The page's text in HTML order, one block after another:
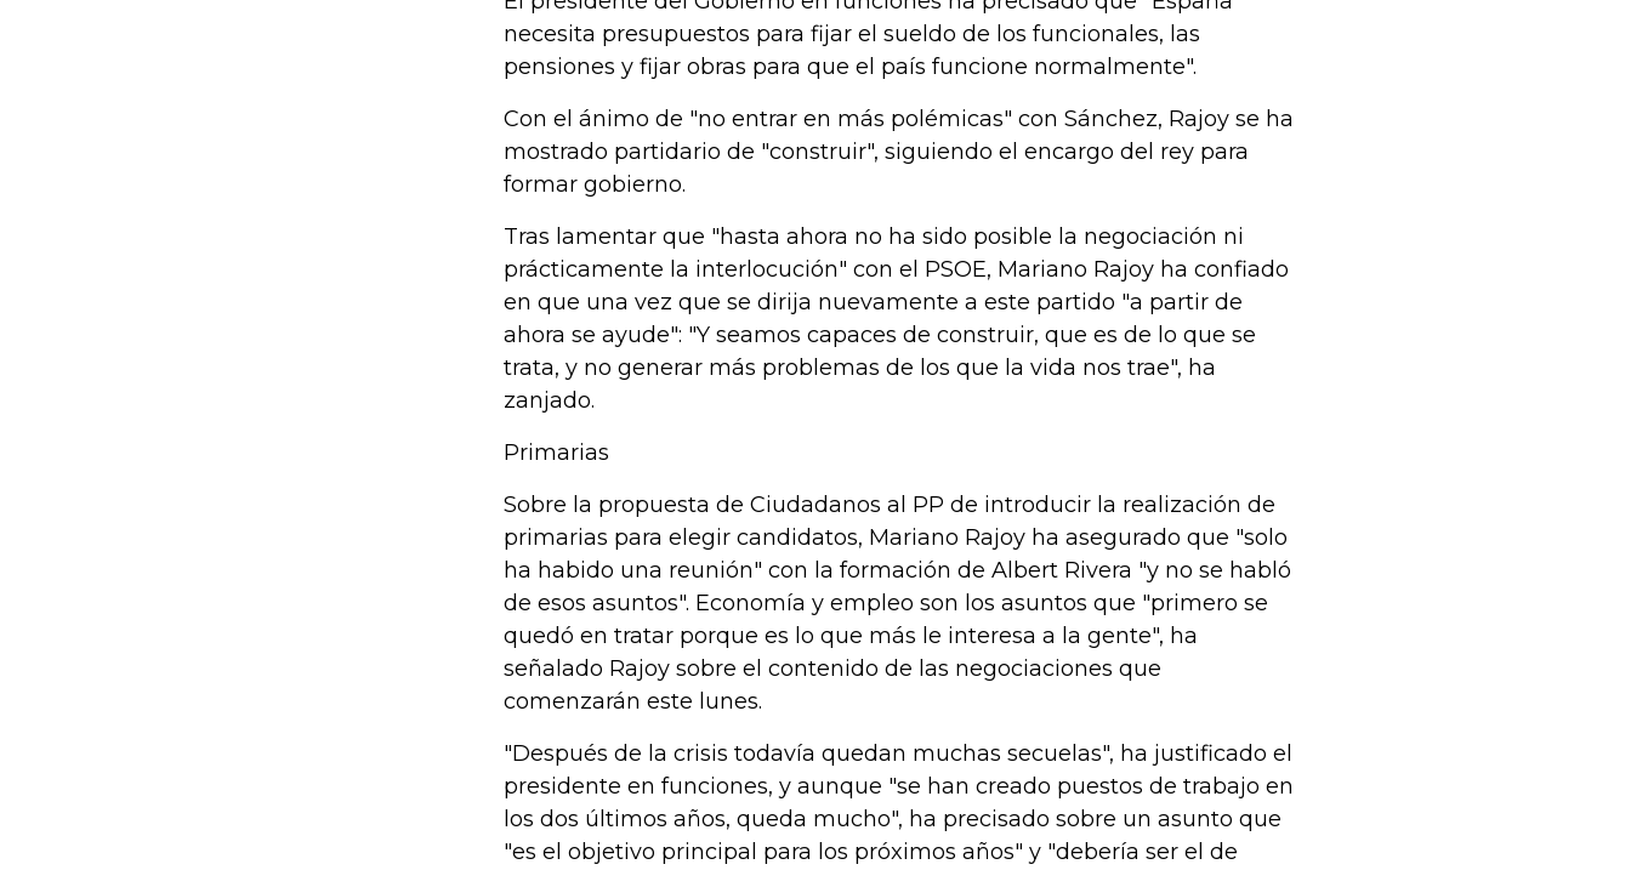
necesita presupuestos para fijar el sueldo de los funcionales, las
pensiones y fijar obras para que el país funcione normalmente".
Con el ánimo de "no entrar en más polémicas" con Sánchez, Rajoy se ha
mostrado partidario de "construir", siguiendo el encargo del rey para
formar gobierno.
Tras lamentar que "hasta ahora no ha sido posible la negociación ni
prácticamente la interlocución" con el PSOE, Mariano Rajoy ha confiado
en que una vez que se dirija nuevamente a este partido "a partir de
ahora se ayude": "Y seamos capaces de construir, que es de lo que se
trata, y no generar más problemas de los que la vida nos trae", ha
zanjado.
Primarias
Sobre la propuesta de Ciudadanos al PP de introducir la realización de
primarias para elegir candidatos, Mariano Rajoy ha asegurado que "solo
ha habido una reunión" con la formación de Albert Rivera "y no se habló
de esos asuntos". Economía y empleo son los asuntos que "primero se
quedó en tratar porque es lo que más le interesa a la gente", ha
señalado Rajoy sobre el contenido de las negociaciones que
comenzarán este lunes.
"Después de la crisis todavía quedan muchas secuelas", ha justificado el
presidente en funciones, y aunque "se han creado puestos de trabajo en
los dos últimos años, queda mucho", ha precisado sobre un asunto que
"es el objetivo principal para los próximos años" y "debería ser el de